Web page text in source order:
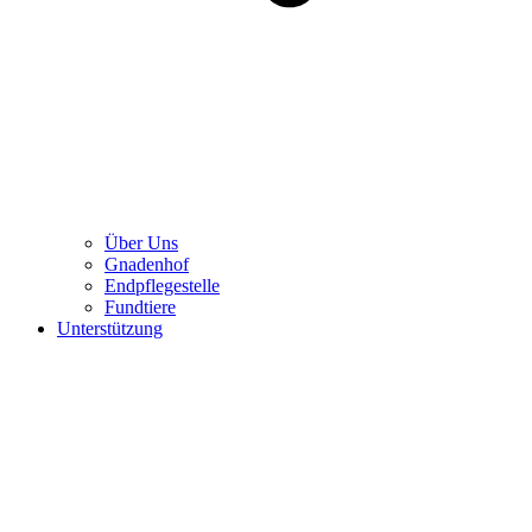
Über Uns
Gnadenhof
Endpflegestelle
Fundtiere
Unterstützung